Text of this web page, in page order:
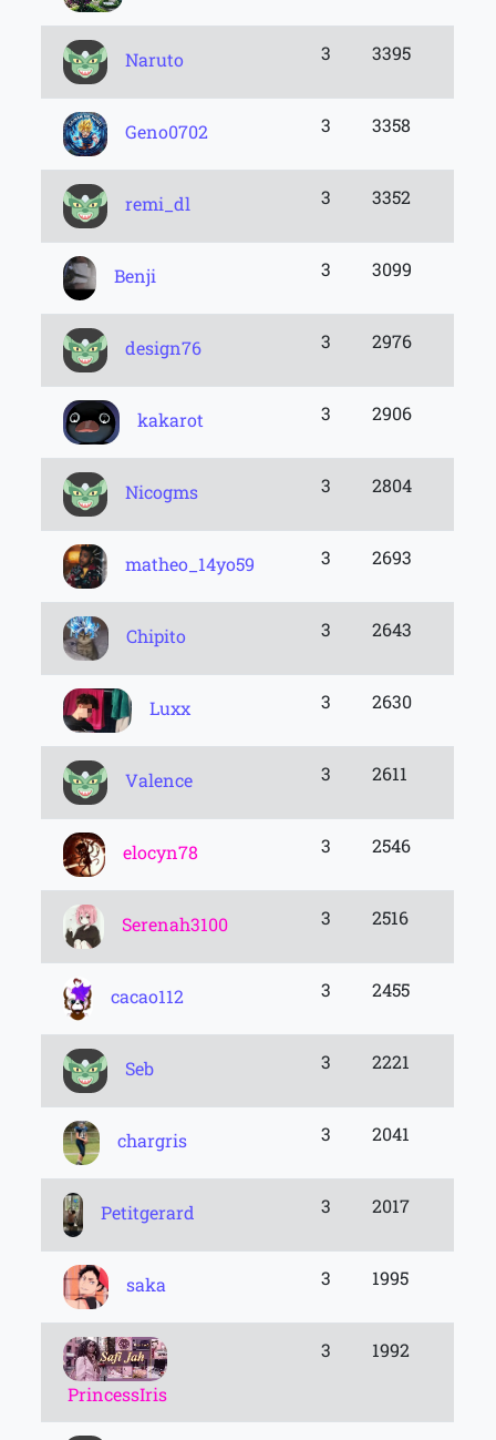
Naruto 3 3395
Geno0702 3 3358
remi_dl 3 3352
Benji 3 3099
design76 3 2976
kakarot 3 2906
Nicogms 3 2804
matheo_14yo59 3 2693
Chipito 3 2643
Luxx 3 2630
Valence 3 2611
elocyn78 3 2546
Serenah3100 3 2516
cacao112 3 2455
Seb 3 2221
chargris 3 2041
Petitgerard 3 2017
saka 3 1995
PrincessIris
3 1992